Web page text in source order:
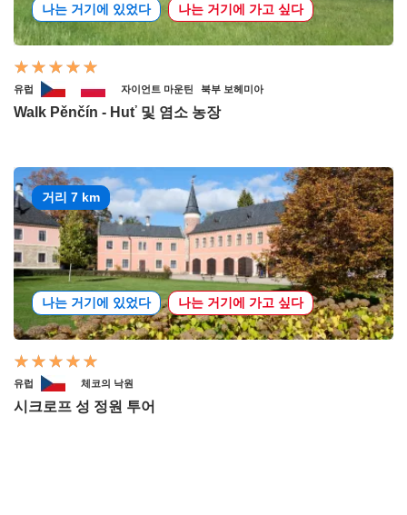
나는 거기에 있었다 나는 거기에 가고 싶다
유럽 자이언트 마운틴 북부 보헤미아
Walk Pěnčín - Huť 및 염소 농장
거리 7 km
나는 거기에 있었다 나는 거기에 가고 싶다
유럽 체코의 낙원
시크로프 성 정원 투어